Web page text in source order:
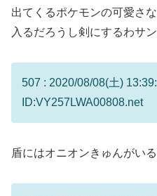
出てくるポケモンの可愛さ
入るだろうし剣にするわサ
507 : 2020/08/08(土)
ID:VY257LWA00808.net
盾にはオニオンきゅんがい